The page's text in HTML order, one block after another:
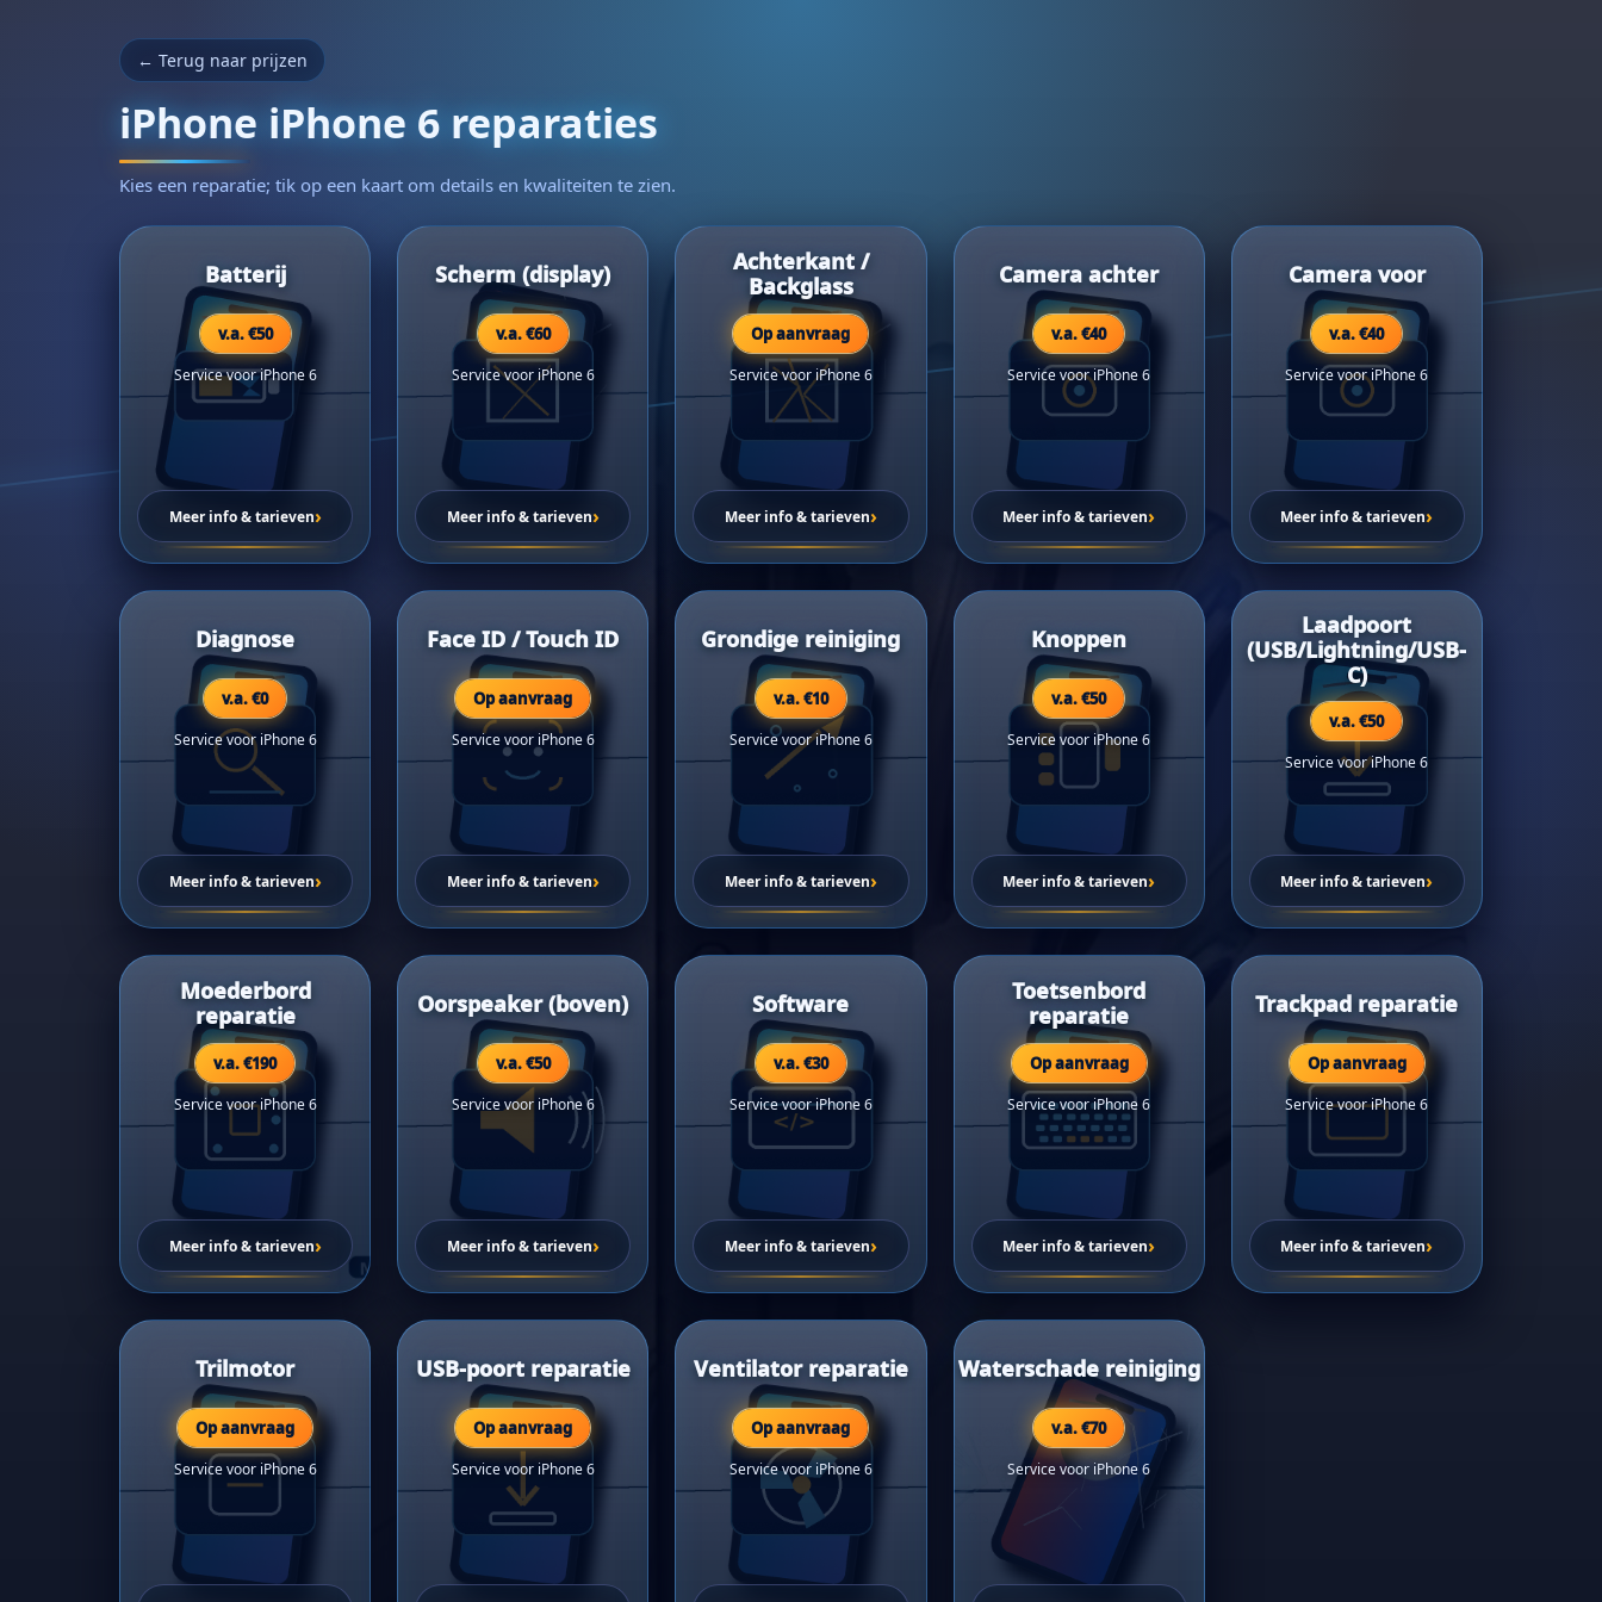
← Terug naar prijzen
iPhone iPhone 6 reparaties
Kies een reparatie; tik op een kaart om details en kwaliteiten te zien.
Batterij
v.a. €50
Service voor iPhone 6
Meer info & tarieven›
Scherm (display)
v.a. €60
Service voor iPhone 6
Meer info & tarieven›
Achterkant /
Backglass
Op aanvraag
Service voor iPhone 6
Meer info & tarieven›
Camera achter
v.a. €40
Service voor iPhone 6
Meer info & tarieven›
Camera voor
v.a. €40
Service voor iPhone 6
Meer info & tarieven›
Diagnose
v.a. €0
Service voor iPhone 6
Meer info & tarieven›
Face ID / Touch ID
Op aanvraag
Service voor iPhone 6
Meer info & tarieven›
Grondige reiniging
v.a. €10
Service voor iPhone 6
Meer info & tarieven›
Knoppen
v.a. €50
Service voor iPhone 6
Meer info & tarieven›
Laadpoort
(USB/Lightning/USB-
C)
v.a. €50
Service voor iPhone 6
Meer info & tarieven›
Moederbord
reparatie
v.a. €190
Service voor iPhone 6
Meer info & tarieven›
Oorspeaker (boven)
v.a. €50
Service voor iPhone 6
Meer info & tarieven›
Software
v.a. €30
Service voor iPhone 6
Meer info & tarieven›
Toetsenbord
reparatie
Op aanvraag
Service voor iPhone 6
Meer info & tarieven›
Trackpad reparatie
Op aanvraag
Service voor iPhone 6
Meer info & tarieven›
Trilmotor
Op aanvraag
Service voor iPhone 6
USB-poort reparatie
Op aanvraag
Service voor iPhone 6
Ventilator reparatie
Op aanvraag
Service voor iPhone 6
Waterschade reiniging
v.a. €70
Service voor iPhone 6